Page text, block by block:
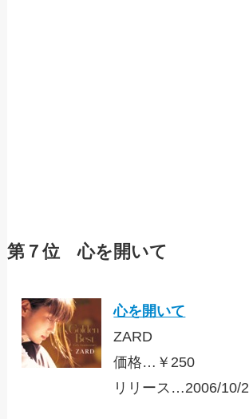
第７位 心を開いて
心を開いて
ZARD
価格…￥250
リリース…2006/10/